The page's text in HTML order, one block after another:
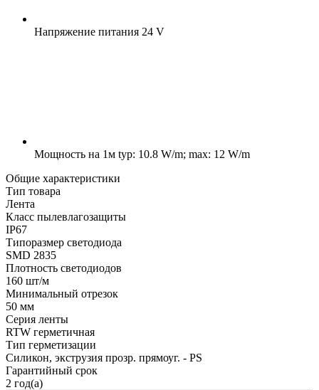
Напряжение питания 24 V
Мощность на 1м typ: 10.8 W/m; max: 12 W/m
Общие характеристики
Тип товара
Лента
Класс пылевлагозащиты
IP67
Типоразмер светодиода
SMD 2835
Плотность светодиодов
160 шт/м
Минимальный отрезок
50 мм
Серия ленты
RTW герметичная
Тип герметизации
Силикон, экструзия прозр. прямоуг. - PS
Гарантийный срок
2 год(а)